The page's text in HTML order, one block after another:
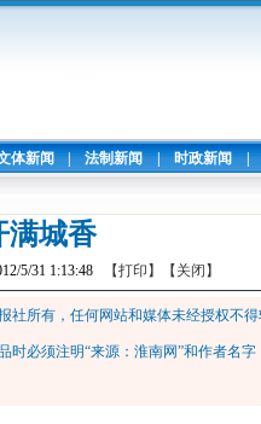
体新闻 | 法制新闻 | 时政新闻 |
满城香
5/31 1:13:48 【打印】 【关闭】
社所有，任何网站和媒体未经授权不
必须注明“来源：淮南网”和作者名